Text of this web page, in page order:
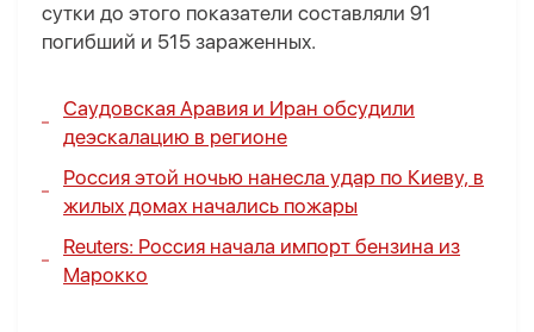
сутки до этого показатели составляли 91
погибший и 515 зараженных.
Саудовская Аравия и Иран обсудили
деэскалацию в регионе
Россия этой ночью нанесла удар по Киеву, в
жилых домах начались пожары
Reuters: Россия начала импорт бензина из
Марокко